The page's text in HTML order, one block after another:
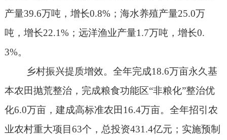
产量39.6万吨，增长0.8%；海水养殖产量25.0万
吨，增长22.1%；远洋渔业产量1.7万吨，增长0.
3%。
乡村振兴提质增效。全年完成18.6万亩永久基
本农田抛荒整治，完成粮食功能区“非粮化”整治优
化6.0万亩，建成高标准农田16.4万亩。全年招引农
业农村重大项目63个，总投资431.4亿元；实施预制